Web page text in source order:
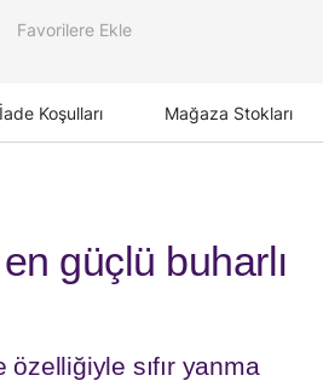
Favorilere Ekle
İade Koşulları Mağaza Stokları
en güçlü buharlı
özelliğiyle sıfır yanma